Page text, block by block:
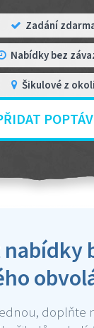
Zadání
Nabídky bez
Šikulové z
doplňte